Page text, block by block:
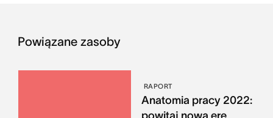
Powiązane zasoby
RAPORT
Anatomia pracy 2022:
powitaj nową erę